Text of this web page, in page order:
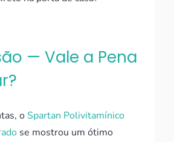
— Vale a Pena
oSpartan Polivitamínico
se mostrou um ótimo